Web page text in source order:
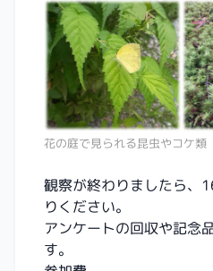
花の庭で見られる昆虫やコケ類
観察が終わりましたら、
りください。
アンケートの回収や記念
す。